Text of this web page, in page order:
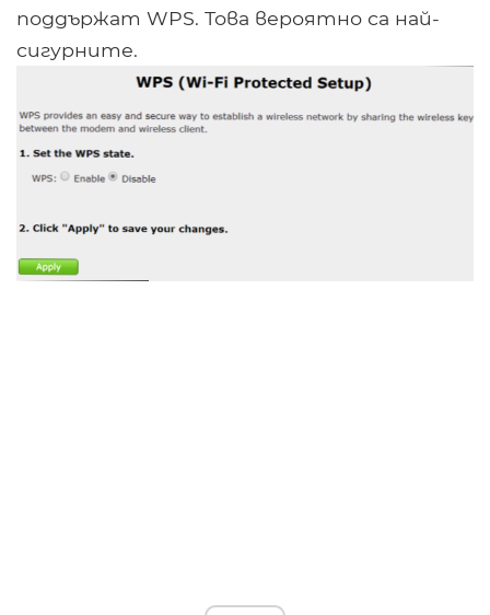
поддържат WPS. Това вероятно са най-
сигурните.